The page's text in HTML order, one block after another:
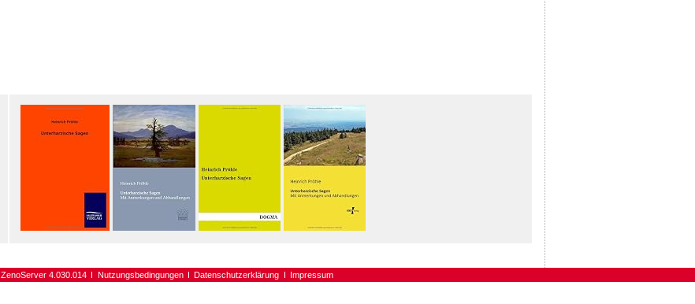
ZenoServer 4.030.014 Nutzungsbedingungen Datenschutzerklärung Impressum